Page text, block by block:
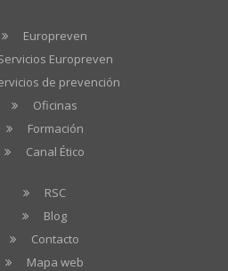
Europreven
Europreven
de prevención
Oficinas
Formación
Canal Ético
RSC
Blog
Contacto
Mapa web